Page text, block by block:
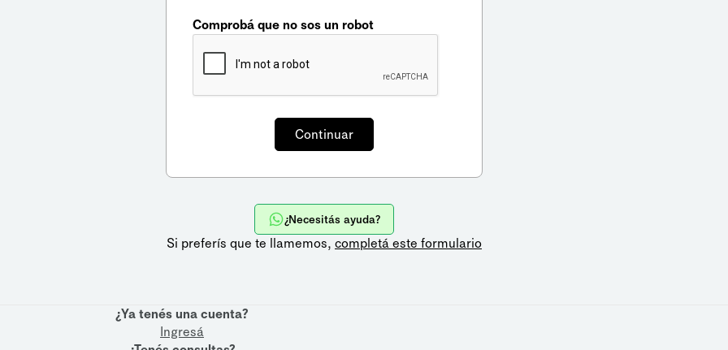
Comprobá que no sos un robot
¿Necesitás ayuda?
Si preferís que te llamemos, completá este formulario
¿Ya tenés una cuenta?
Ingresá